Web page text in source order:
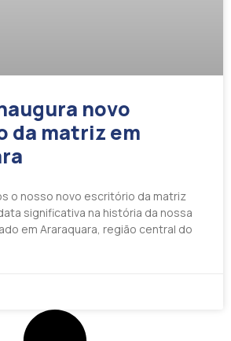
novo
da matriz em
o nosso novo escritório da matriz
significativa na história da nossa
em Araraquara, região central do